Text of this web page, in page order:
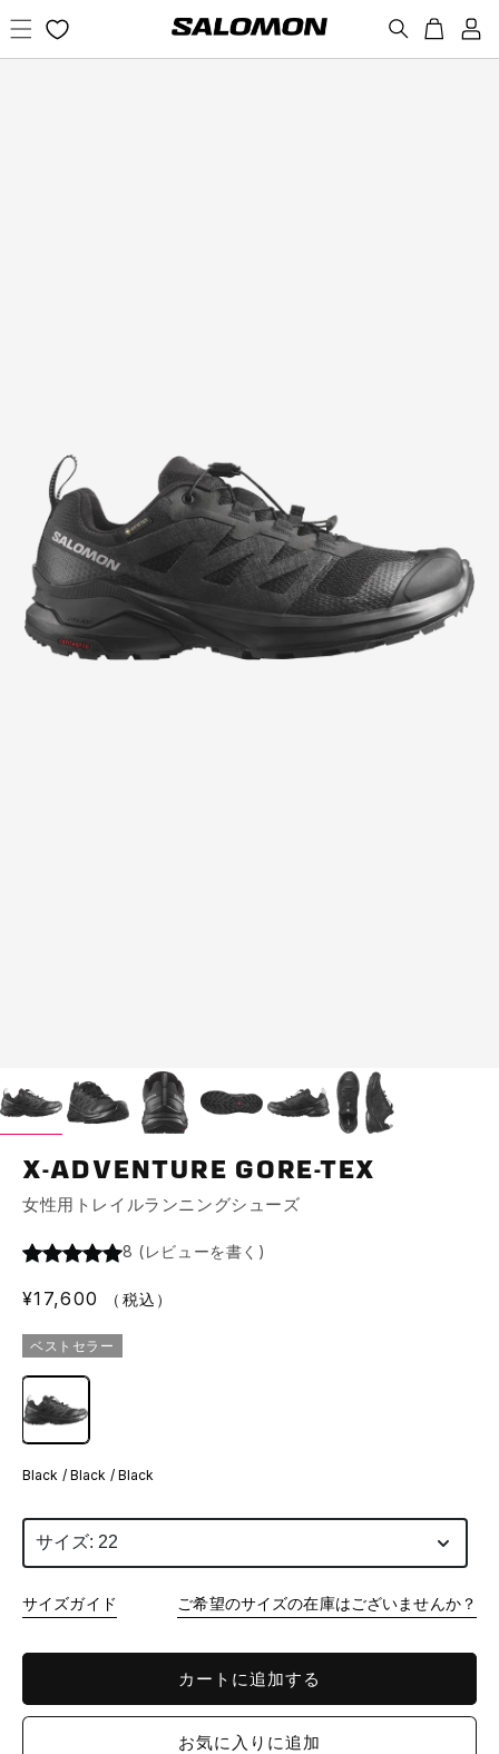
ンツに
進む
ー
新
規
X-ADVENTURE GORE-TEX
女性用トレイルランニングシューズ
8 (レビューを書く )
通
価
格
¥17,600 （税込）
ベストセラー
Black / Black / Black
サイズ: 22
サイズガイド ご希望のサイズの在庫はございませんか？
カートに追加する
お気に入りに追加